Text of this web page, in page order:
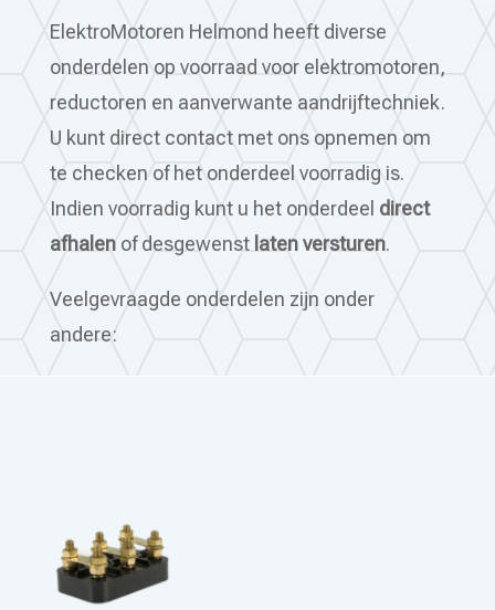
ElektroMotoren Helmond heeft diverse
onderdelen op voorraad voor elektromotoren,
reductoren en aanverwante aandrijftechniek.
U kunt direct contact met ons opnemen om
te checken of het onderdeel voorradig is.
Indien voorradig kunt u het onderdeel direct
afhalenof desgewenst laten versturen.
Veelgevraagde onderdelen zijn onder
andere: